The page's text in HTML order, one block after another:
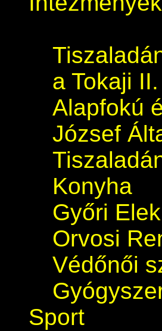
a Tokaji
Alapfokú
József
Konyha
Győri
Orvosi
Védőnői
Sport